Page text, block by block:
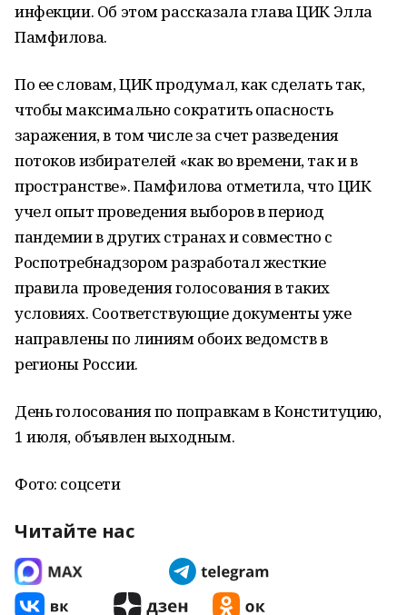
инфекции. Об этом рассказала глава ЦИК Элла
Памфилова.
По ее словам, ЦИК продумал, как сделать так,
чтобы максимально сократить опасность
заражения, в том числе за счет разведения
потоков избирателей «как во времени, так и в
пространстве». Памфилова отметила, что ЦИК
учел опыт проведения выборов в период
пандемии в других странах и совместно с
Роспотребнадзором разработал жесткие
правила проведения голосования в таких
условиях. Соответствующие документы уже
направлены по линиям обоих ведомств в
регионы России.
День голосования по поправкам в Конституцию,
1 июля, объявлен выходным.
Фото: соцсети
Читайте нас